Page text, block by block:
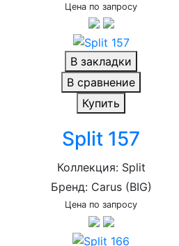
Цена по запросу
В закладки
В сравнение
Купить
Split 157
Коллекция: Split
Бренд: Carus (BIG)
Цена по запросу